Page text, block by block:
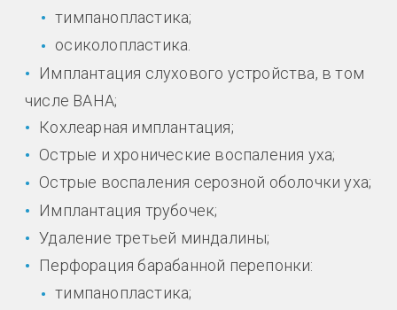
тимпанопластика;
осиколопластика.
Имплантация слухового устройства, в том
числе BAHA;
Кохлеарная имплантация;
Острые и хронические воспаления уха;
Острые воспаления серозной оболочки уха;
Имплантация трубочек;
Удаление третьей миндалины;
Перфорация барабанной перепонки:
тимпанопластика;